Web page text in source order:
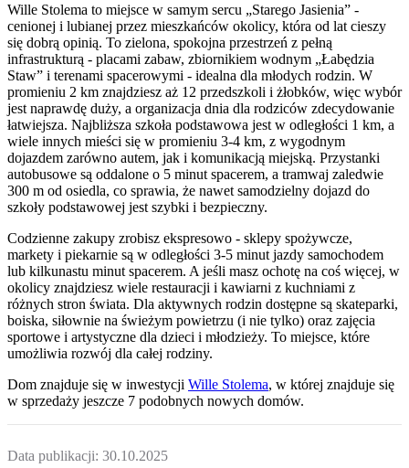
Wille Stolema to miejsce w samym sercu „Starego Jasienia” -
cenionej i lubianej przez mieszkańców okolicy, która od lat cieszy
się dobrą opinią. To zielona, spokojna przestrzeń z pełną
infrastrukturą - placami zabaw, zbiornikiem wodnym „Łabędzia
Staw” i terenami spacerowymi - idealna dla młodych rodzin. W
promieniu 2 km znajdziesz aż 12 przedszkoli i żłobków, więc wybór
jest naprawdę duży, a organizacja dnia dla rodziców zdecydowanie
łatwiejsza. Najbliższa szkoła podstawowa jest w odległości 1 km, a
wiele innych mieści się w promieniu 3-4 km, z wygodnym
dojazdem zarówno autem, jak i komunikacją miejską. Przystanki
autobusowe są oddalone o 5 minut spacerem, a tramwaj zaledwie
300 m od osiedla, co sprawia, że nawet samodzielny dojazd do
szkoły podstawowej jest szybki i bezpieczny.
Codzienne zakupy zrobisz ekspresowo - sklepy spożywcze,
markety i piekarnie są w odległości 3-5 minut jazdy samochodem
lub kilkunastu minut spacerem. A jeśli masz ochotę na coś więcej, w
okolicy znajdziesz wiele restauracji i kawiarni z kuchniami z
różnych stron świata. Dla aktywnych rodzin dostępne są skateparki,
boiska, siłownie na świeżym powietrzu (i nie tylko) oraz zajęcia
sportowe i artystyczne dla dzieci i młodzieży. To miejsce, które
umożliwia rozwój dla całej rodziny.
Dom znajduje się w inwestycji Wille Stolema, w której znajduje się
w sprzedaży jeszcze 7 podobnych nowych domów.
Data publikacji: 30.10.2025